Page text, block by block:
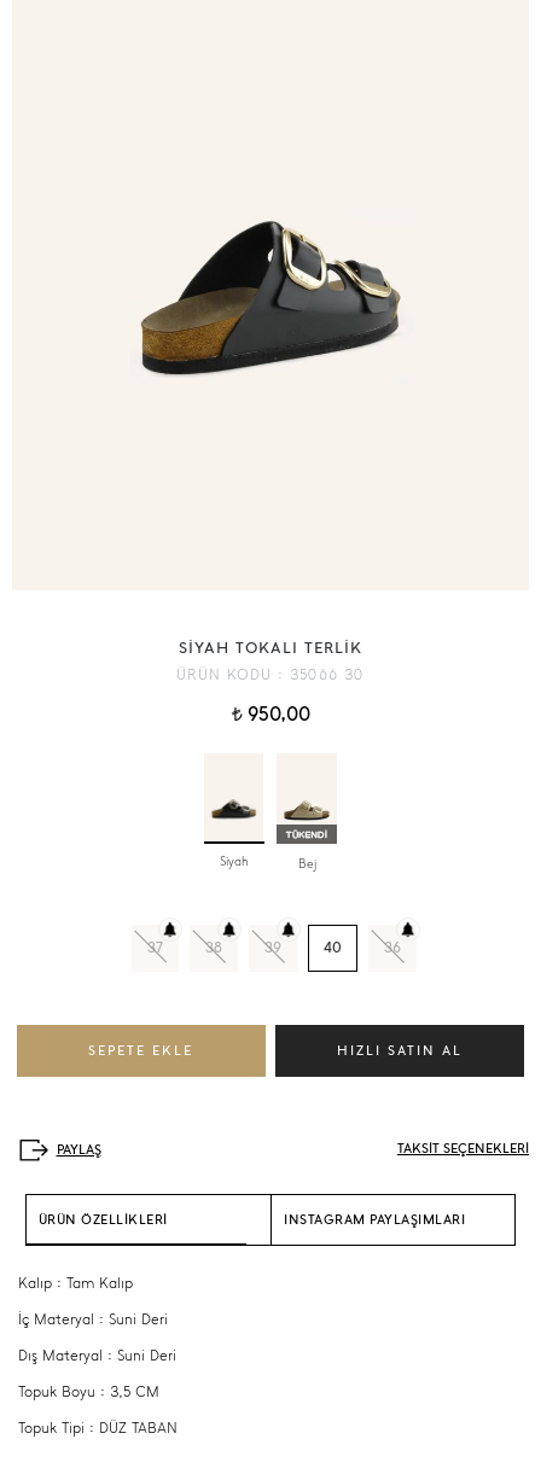
SİYAH TOKALI TERLİK
ÜRÜN KODU : 35066 30
t950,00
Siyah Bej
37 38 39 40 36
TAKSİT SEÇENEKLERİ
ÜRÜN ÖZELLİKLERİ INSTAGRAM PAYLAŞIMLARI
Kalıp : Tam Kalıp
İç Materyal : Suni Deri
Dış Materyal : Suni Deri
Topuk Boyu : 3,5 CM
Topuk Tipi : DÜZ TABAN